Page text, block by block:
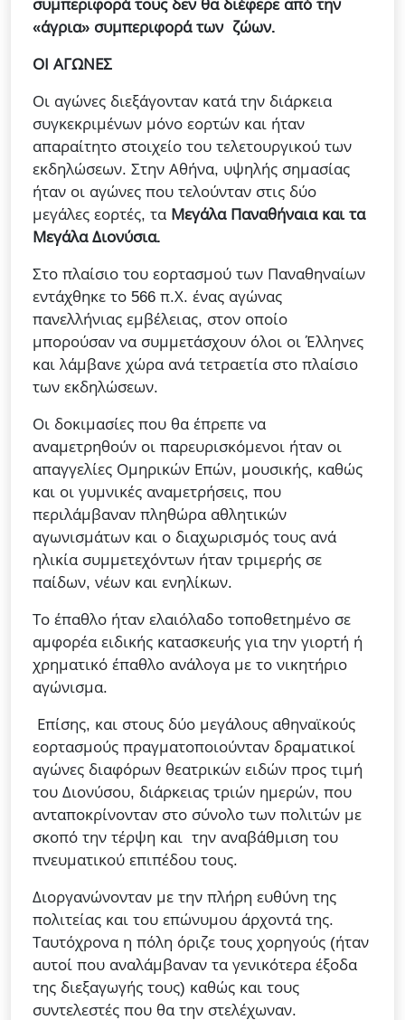
συμπεριφορά τους δεν θα διέφερε από την
«άγρια» συμπεριφορά των ζώων.
ΟΙ ΑΓΩΝΕΣ
Οι αγώνες διεξάγονταν κατά την διάρκεια
συγκεκριμένων μόνο εορτών και ήταν
απαραίτητο στοιχείο του τελετουργικού των
εκδηλώσεων. Στην Αθήνα, υψηλής σημασίας
ήταν οι αγώνες που τελούνταν στις δύο
μεγάλες εορτές, τα Μεγάλα Παναθήναια και τα
Μεγάλα Διονύσια.
Στο πλαίσιο του εορτασμού των Παναθηναίων
εντάχθηκε το 566 π.Χ. ένας αγώνας
πανελλήνιας εμβέλειας, στον οποίο
μπορούσαν να συμμετάσχουν όλοι οι Έλληνες
και λάμβανε χώρα ανά τετραετία στο πλαίσιο
των εκδηλώσεων.
Οι δοκιμασίες που θα έπρεπε να
αναμετρηθούν οι παρευρισκόμενοι ήταν οι
απαγγελίες Ομηρικών Επών, μουσικής, καθώς
και οι γυμνικές αναμετρήσεις, που
περιλάμβαναν πληθώρα αθλητικών
αγωνισμάτων και ο διαχωρισμός τους ανά
ηλικία συμμετεχόντων ήταν τριμερής σε
παίδων, νέων και ενηλίκων.
Το έπαθλο ήταν ελαιόλαδο τοποθετημένο σε
αμφορέα ειδικής κατασκευής για την γιορτή ή
χρηματικό έπαθλο ανάλογα με το νικητήριο
αγώνισμα.
Επίσης, και στους δύο μεγάλους αθηναϊκούς
εορτασμούς πραγματοποιούνταν δραματικοί
αγώνες διαφόρων θεατρικών ειδών προς τιμή
του Διονύσου, διάρκειας τριών ημερών, που
ανταποκρίνονταν στο σύνολο των πολιτών με
σκοπό την τέρψη και την αναβάθμιση του
πνευματικού επιπέδου τους.
Διοργανώνονταν με την πλήρη ευθύνη της
πολιτείας και του επώνυμου άρχοντά της.
Ταυτόχρονα η πόλη όριζε τους χορηγούς (ήταν
αυτοί που αναλάμβαναν τα γενικότερα έξοδα
της διεξαγωγής τους) καθώς και τους
συντελεστές που θα την στελέχωναν.